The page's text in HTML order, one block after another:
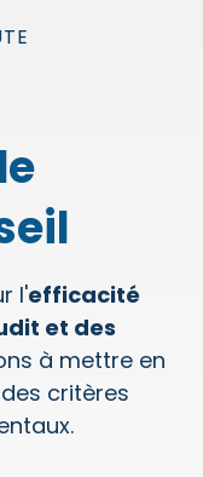
l'efficacité
et des
à mettre en
critères